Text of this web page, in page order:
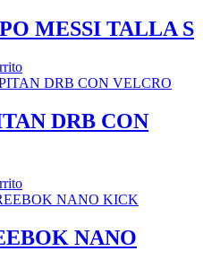
MESSI TALLA S
DRB CON
NANO